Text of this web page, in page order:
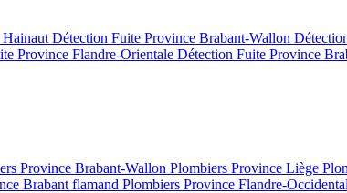
Détection Fuite Province Brabant-Wallon
Province Flandre-Orientale Détection Fuite Province
Province Brabant-Wallon Plombiers Province Liège
Brabant flamand Plombiers Province Flandre-